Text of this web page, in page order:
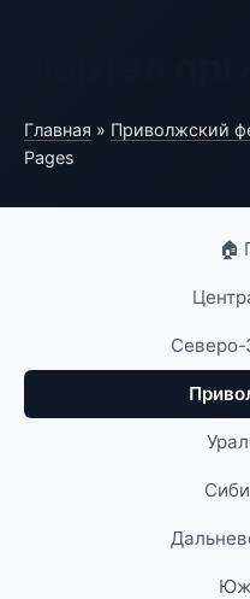
Главная » Приволжский
Pages
🏠